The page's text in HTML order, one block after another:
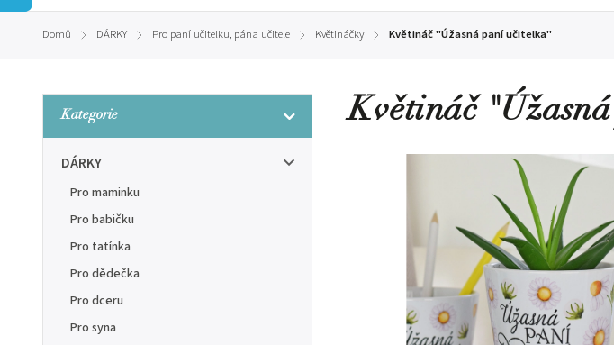
SLOVENSKÉ SPECIÁLY
Domů / DÁRKY / Pro paní učitelku, pána učitele / Květináčky / Květináč "Úžasná paní učitelka"
Kategorie
DÁRKY
Pro maminku
Pro babičku
Pro tatínka
Pro dědečka
Pro dceru
Pro syna
Květináč